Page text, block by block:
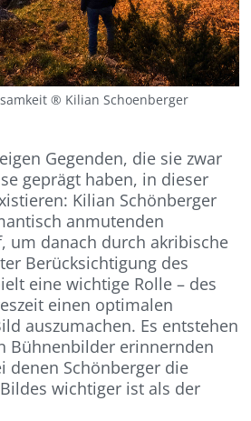
® Kilian Schoenberger
Gegenden, die sie zwar
geprägt haben, in dieser
Kilian Schönberger
anmutenden
um danach durch akribische
Berücksichtigung des
eine wichtige Rolle – des
einen optimalen
auszumachen. Es entstehen
Bühnenbilder erinnernden
denen Schönberger die
wichtiger ist als der